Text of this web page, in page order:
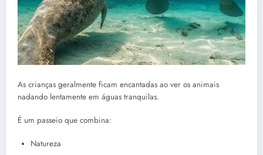
As crianças geralmente ficam encantadas ao ver os animais
nadando lentamente em águas tranquilas.
É um passeio que combina:
Natureza